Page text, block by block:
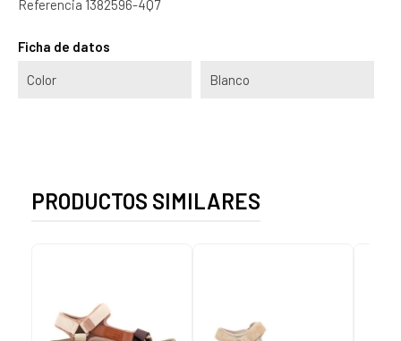
Referencia 1382596-4Q7
Ficha de datos
Color Blanco
PRODUCTOS SIMILARES